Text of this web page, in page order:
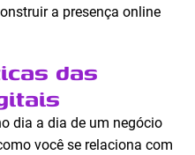
a presença online
das
dia a dia de um negócio
você se relaciona com